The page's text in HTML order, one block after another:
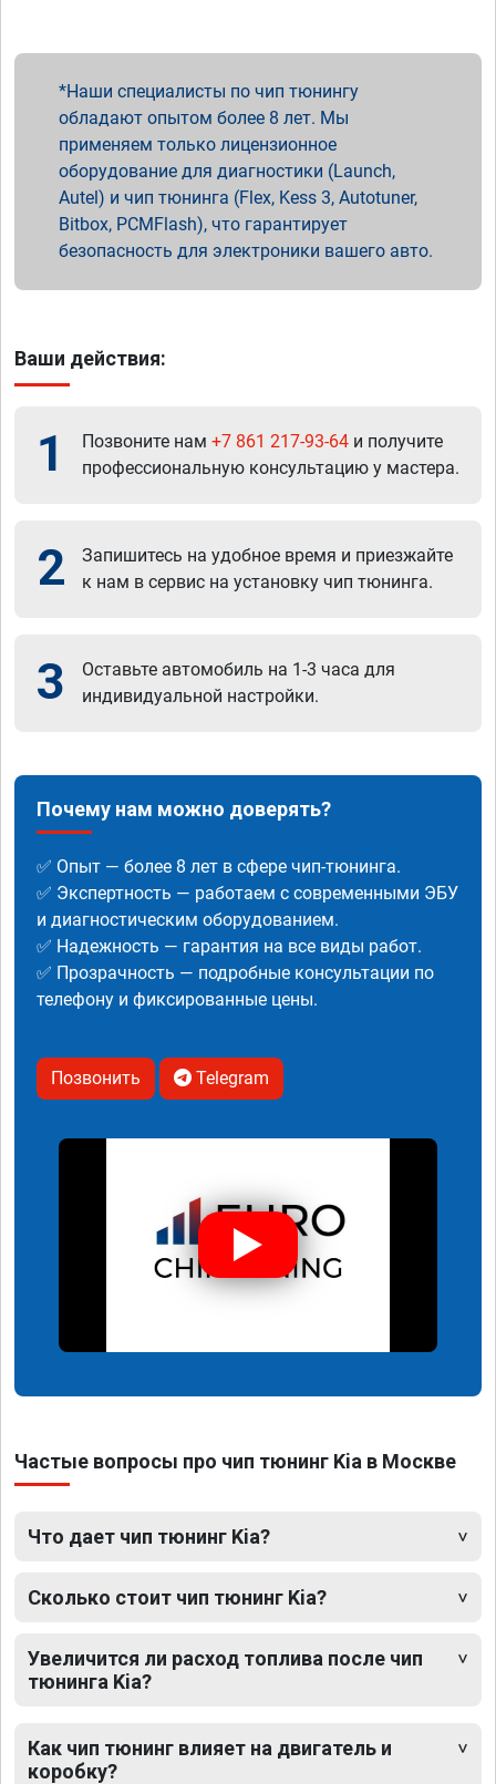
Наши специалисты по чип тюнингу
обладают опытом более 8 лет. Мы
применяем только лицензионное
оборудование для диагностики (Launch,
Autel) и чип тюнинга (Flex, Kess 3, Autotuner,
Bitbox, PCMFlash), что гарантирует
безопасность для электроники вашего авто.
Ваши действия:
1 Позвоните нам +7 861 217-93-64 и получите
профессиональную консультацию у мастера.
2
Запишитесь на удобное время и приезжайте
к нам в сервис на установку чип тюнинга.
3
Оставьте автомобиль на 1-3 часа для
индивидуальной настройки.
Почему нам можно доверять?
✅ Опыт — более 8 лет в сфере чип-тюнинга.
✅ Экспертность — работаем с современными ЭБУ
и диагностическим оборудованием.
✅ Надежность — гарантия на все виды работ.
✅ Прозрачность — подробные консультации по
телефону и фиксированные цены.
Позвонить Telegram
Частые вопросы про чип тюнинг Kia в Москве
Что дает чип тюнинг Kia?
Сколько стоит чип тюнинг Kia?
Увеличится ли расход топлива после чип
тюнинга Kia?
Как чип тюнинг влияет на двигатель и
коробку?